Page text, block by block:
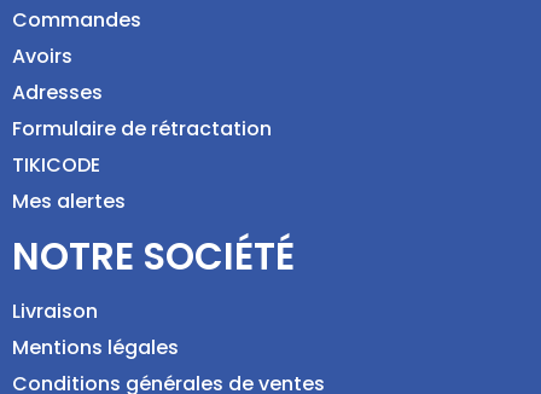
Commandes
Avoirs
Adresses
Formulaire de rétractation
TIKICODE
Mes alertes
NOTRE SOCIÉTÉ
Livraison
Mentions légales
Conditions générales de ventes